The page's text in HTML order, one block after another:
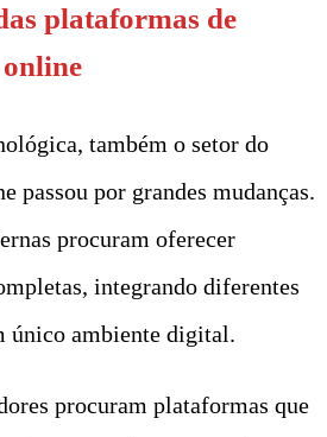
plataformas de
também o setor do
passou por grandes mudanças.
procuram oferecer
integrando diferentes
único ambiente digital.
procuram plataformas que